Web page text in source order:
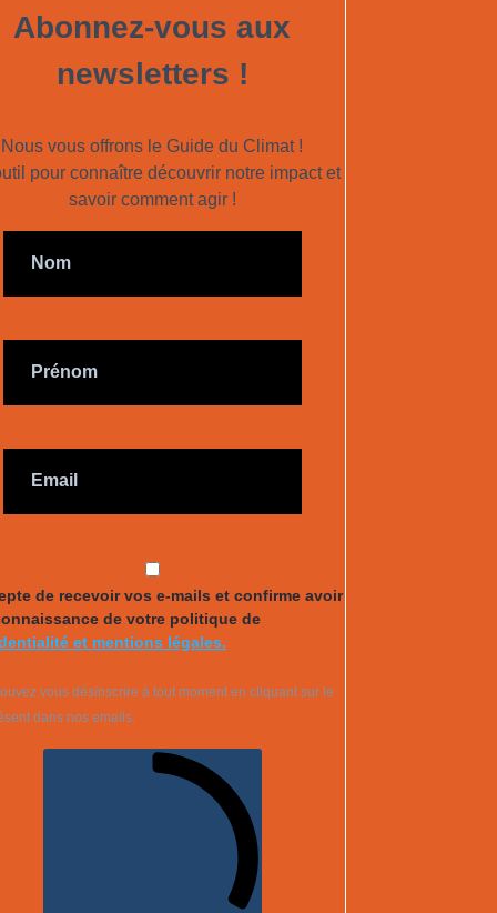
Abonnez-vous aux
newsletters !
Nous vous offrons le Guide du Climat !
pour connaître découvrir notre impact et
savoir comment agir !
de recevoir vos e-mails et confirme avoir
de votre politique de
et mentions légales.
vous désinscrire à tout moment en cliquant sur le
dans nos emails.